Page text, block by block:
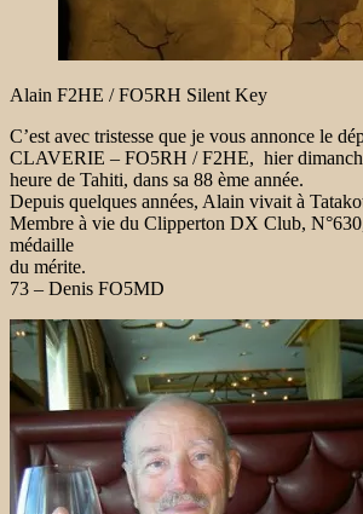
Alain F2HE / FO5RH Silent Key
C’est avec tristesse que je vous annonce le
CLAVERIE – FO5RH / F2HE, hier
heure de Tahiti, dans sa 88 ème année.
Depuis quelques années, Alain vivait à
Membre à vie du Clipperton DX Club,
médaille
du mérite.
73 – Denis FO5MD